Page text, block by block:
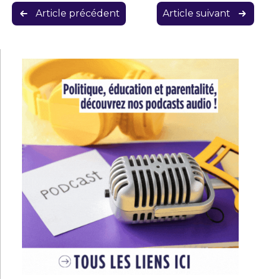
Navigation
de
Article précédent Article suivant